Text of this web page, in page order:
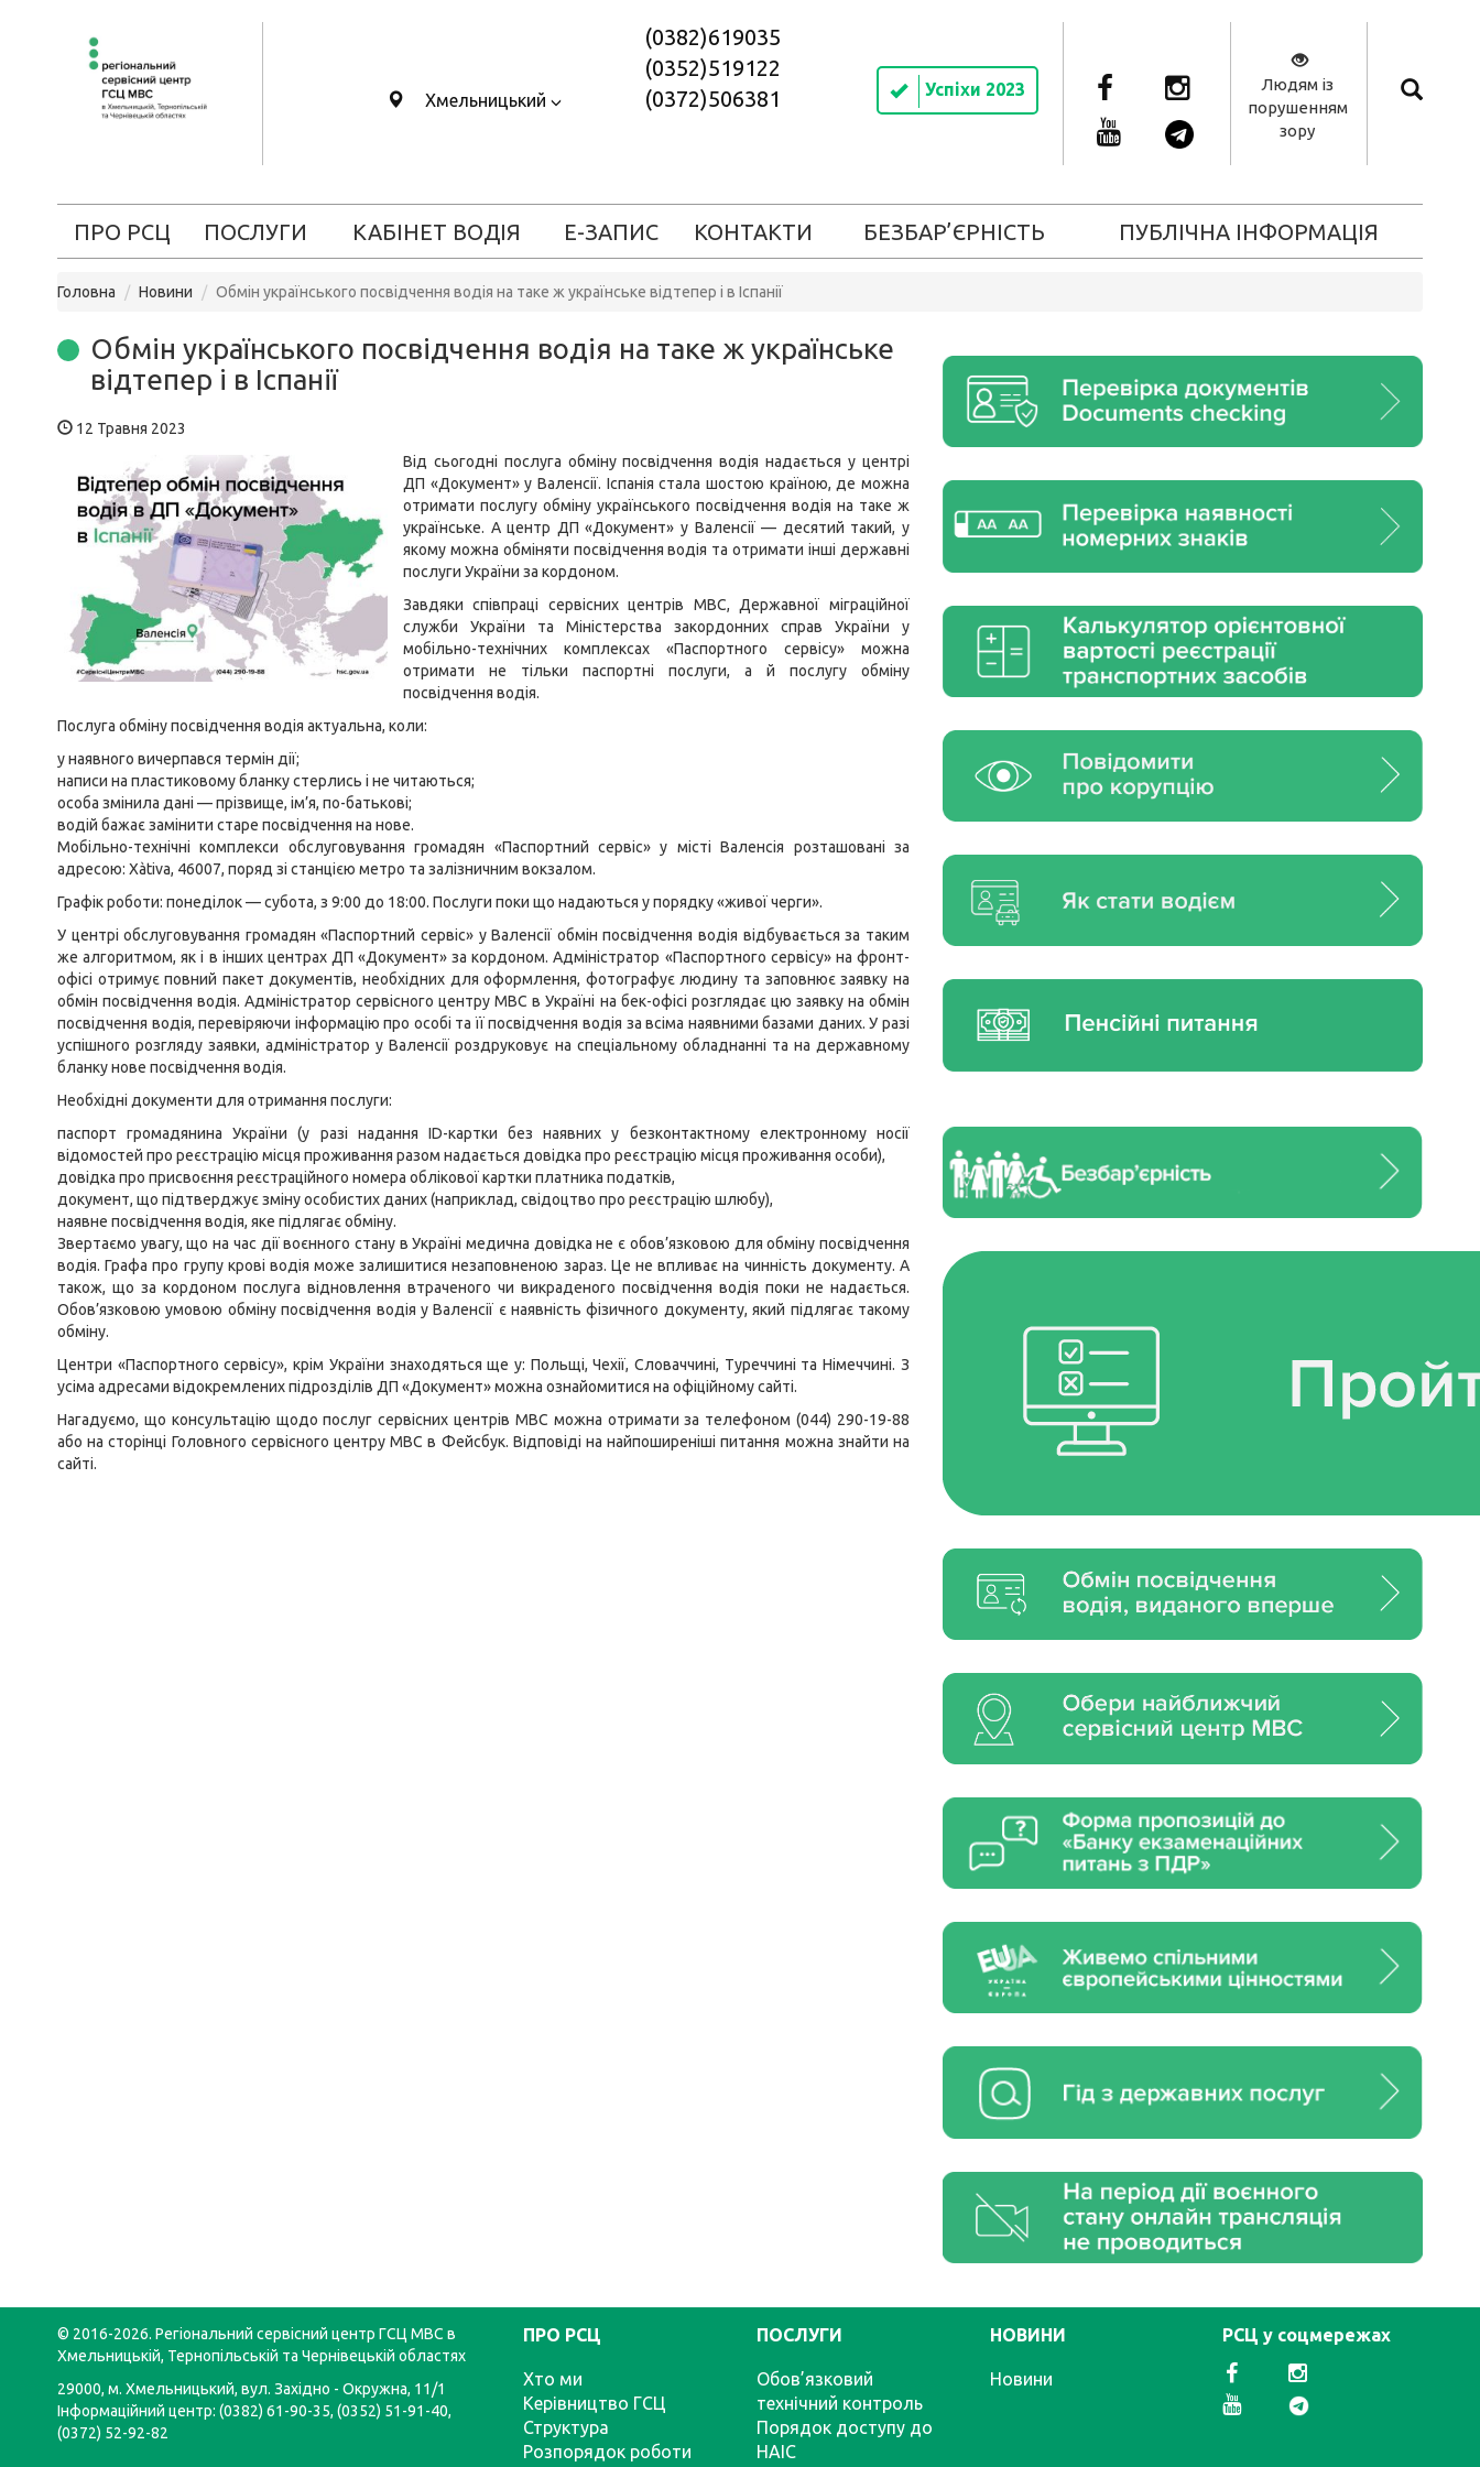
Хмельницький
(0382)619035
(0352)519122
(0372)506381
Успіхи 2023
Людям із
порушенням
зору
ПРО РСЦ ПОСЛУГИ КАБІНЕТ ВОДІЯ Е-ЗАПИС КОНТАКТИ БЕЗБАР’ЄРНІСТЬ ПУБЛІЧНА ІНФОРМАЦІЯ
Головна Новини Обмін українського посвідчення водія на таке ж українське відтепер і в Іспанії
Обмін українського посвідчення водія на таке ж українське
відтепер і в Іспанії
12 Травня 2023
Від сьогодні послуга обміну посвідчення водія надається у центрі
ДП «Документ» у Валенсії. Іспанія стала шостою країною, де можна
отримати послугу обміну українського посвідчення водія на таке ж
українське. А центр ДП «Документ» у Валенсії — десятий такий, у
якому можна обміняти посвідчення водія та отримати інші державні
послуги України за кордоном.
Завдяки співпраці сервісних центрів МВС, Державної міграційної
служби України та Міністерства закордонних справ України у
мобільно-технічних комплексах «Паспортного сервісу» можна
отримати не тільки паспортні послуги, а й послугу обміну
посвідчення водія.
Послуга обміну посвідчення водія актуальна, коли:
у наявного вичерпався термін дії;
написи на пластиковому бланку стерлись і не читаються;
особа змінила дані — прізвище, ім’я, по-батькові;
водій бажає замінити старе посвідчення на нове.
Мобільно-технічні комплекси обслуговування громадян «Паспортний сервіс» у місті Валенсія розташовані за
адресою: Xàtiva, 46007, поряд зі станцією метро та залізничним вокзалом.
Графік роботи: понеділок — субота, з 9:00 до 18:00. Послуги поки що надаються у порядку «живої черги».
У центрі обслуговування громадян «Паспортний сервіс» у Валенсії обмін посвідчення водія відбувається за таким
же алгоритмом, як і в інших центрах ДП «Документ» за кордоном. Адміністратор «Паспортного сервісу» на фронт-
офісі отримує повний пакет документів, необхідних для оформлення, фотографує людину та заповнює заявку на
обмін посвідчення водія. Адміністратор сервісного центру МВС в Україні на бек-офісі розглядає цю заявку на обмін
посвідчення водія, перевіряючи інформацію про особі та її посвідчення водія за всіма наявними базами даних. У разі
успішного розгляду заявки, адміністратор у Валенсії роздруковує на спеціальному обладнанні та на державному
бланку нове посвідчення водія.
Необхідні документи для отримання послуги:
паспорт громадянина України (у разі надання ID-картки без наявних у безконтактному електронному носії
відомостей про реєстрацію місця проживання разом надається довідка про реєстрацію місця проживання особи),
довідка про присвоєння реєстраційного номера облікової картки платника податків,
документ, що підтверджує зміну особистих даних (наприклад, свідоцтво про реєстрацію шлюбу),
наявне посвідчення водія, яке підлягає обміну.
Звертаємо увагу, що на час дії воєнного стану в Україні медична довідка не є обов’язковою для обміну посвідчення
водія. Графа про групу крові водія може залишитися незаповненою зараз. Це не впливає на чинність документу. А
також, що за кордоном послуга відновлення втраченого чи викраденого посвідчення водія поки не надається.
Обов’язковою умовою обміну посвідчення водія у Валенсії є наявність фізичного документу, який підлягає такому
обміну.
Центри «Паспортного сервісу», крім України знаходяться ще у: Польщі, Чехії, Словаччині, Туреччині та Німеччині. З
усіма адресами відокремлених підрозділів ДП «Документ» можна ознайомитися на офіційному сайті.
Нагадуємо, що консультацію щодо послуг сервісних центрів МВС можна отримати за телефоном (044) 290-19-88
або на сторінці Головного сервісного центру МВС в Фейсбук. Відповіді на найпоширеніші питання можна знайти на
сайті.
© 2016-2026. Регіональний сервісний центр ГСЦ МВС в
Хмельницькій, Тернопільській та Чернівецькій областях
29000, м. Хмельницький, вул. Західно - Окружна, 11/1
Інформаційний центр: (0382) 61-90-35, (0352) 51-91-40,
(0372) 52-92-82
ПРО РСЦ
Хто ми
Керівництво ГСЦ
Структура
Розпорядок роботи
ПОСЛУГИ
Обов’язковий
технічний контроль
Порядок доступу до
НАІС
НОВИНИ
Новини
РСЦ у соцмережах